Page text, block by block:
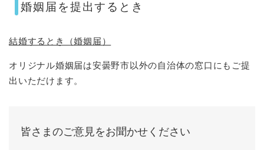
婚姻届を提出するとき
結婚するとき（婚姻届）
オリジナル婚姻届は安曇野市以外の自治体の窓口にもご提
出いただけます。
皆さまのご意見をお聞かせください